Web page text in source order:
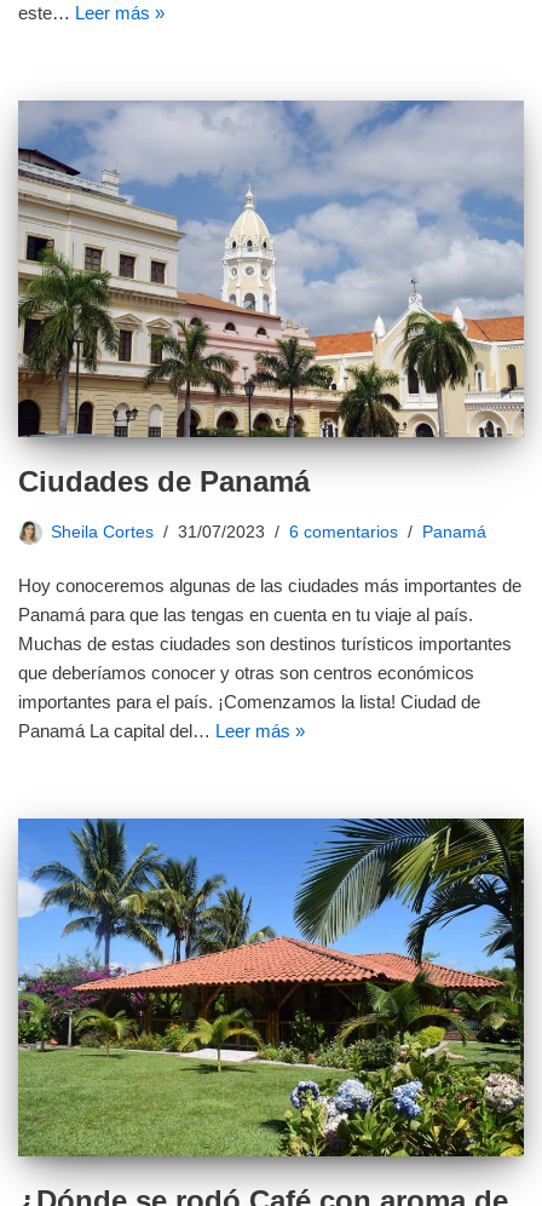
este… Leer más »
Ciudades de Panamá
Sheila Cortes 31/07/2023 6 comentarios Panamá
Hoy conoceremos algunas de las ciudades más importantes de
Panamá para que las tengas en cuenta en tu viaje al país.
Muchas de estas ciudades son destinos turísticos importantes
que deberíamos conocer y otras son centros económicos
importantes para el país. ¡Comenzamos la lista! Ciudad de
Panamá La capital del… Leer más »